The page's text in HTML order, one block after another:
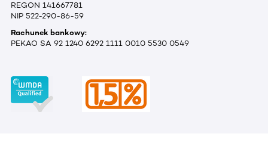
REGON 141667781
NIP 522-290-86-59
Rachunek bankowy:
PEKAO SA 92 1240 6292 1111 0010 5530 0549